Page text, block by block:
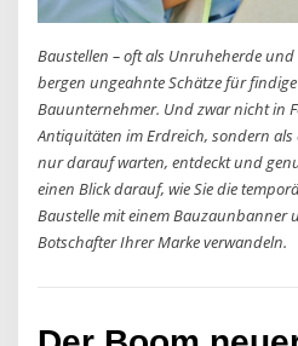
Baustellen – oft als Unruheherde
bergen ungeahnte Schätze für
Bauunternehmer. Und zwar nicht in
Antiquitäten im Erdreich, sondern als
nur darauf warten, entdeckt und
einen Blick darauf, wie Sie die
Baustelle mit einem Bauzaunbanner
Botschafter Ihrer Marke verwandeln.